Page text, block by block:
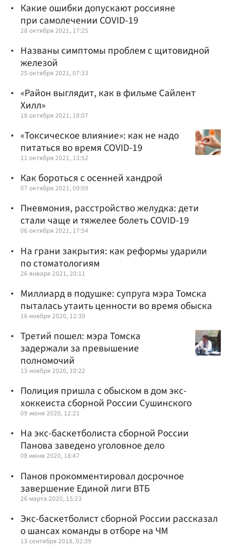
Какие ошибки допускают россияне
при самолечении COVID-19
28 октября 2021, 17:25
Названы симптомы проблем с щитовидной
железой
25 октября 2021, 07:33
«Район выглядит, как в фильме Сайлент
Хилл»
18 октября 2021, 18:07
«Токсическое влияние»: как не надо
питаться во время COVID-19
11 октября 2021, 13:52
Как бороться с осенней хандрой
07 октября 2021, 09:09
Пневмония, расстройство желудка: дети
стали чаще и тяжелее болеть COVID-19
06 октября 2021, 17:54
На грани закрытия: как реформы ударили
по стоматологиям
26 января 2021, 20:11
Миллиард в подушке: супруга мэра Томска
пыталась утаить ценности во время обыска
16 ноября 2020, 12:39
Третий пошел: мэра Томска
задержали за превышение
полномочий
13 ноября 2020, 10:22
Полиция пришла с обыском в дом экс-
хоккеиста сборной России Сушинского
09 июня 2020, 12:21
На экс-баскетболиста сборной России
Панова заведено уголовное дело
08 июня 2020, 18:47
Панов прокомментировал досрочное
завершение Единой лиги ВТБ
26 марта 2020, 15:23
Экс-баскетболист сборной России рассказал
о шансах команды в отборе на ЧМ
13 сентября 2018, 02:39